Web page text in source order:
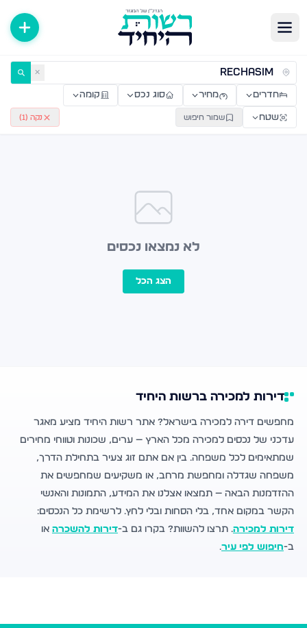
דירות למכירה ולהשכרה — רשות היחיד ✕
חדרים מחיר סוג נכס קומה
שטח שמור חיפוש נקה ( 1
)
לא נמצאו נכסים
הצג הכל
דירות למכירה ברשות היחיד
מחפשים דירה למכירה בישראל? אתר רשות היחיד מציע מאגר
עדכני של נכסים למכירה מכל הארץ — ערים, שכונות וטווחי מחירים
שמתאימים לכל משפחה. בין אם אתם זוג צעיר בתחילת הדרך,
משפחה שגדלה ומחפשת מרחב, או משקיעים שמחפשים את
ההזדמנות הבאה — תמצאו אצלנו את המידע, התמונות והאנשי
הקשר במקום אחד, בלי הסחות ובלי לחץ. לרשימת כל הנכסים:
דירות למכירה. תרצו להשוות? בקרו גם ב-דירות להשכרה או
ב-חיפוש לפי עיר.